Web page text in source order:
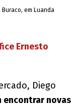
em Luanda
Ernesto
Diego
encontrar novas